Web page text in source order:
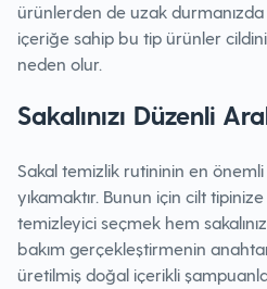
ürünlerden de uzak
içeriğe sahip bu tip ürünler
neden olur.
Sakalınızı Düzenli
Sakal temizlik rutininin en önemli
yıkamaktır. Bunun için cilt
temizleyici seçmek hem
bakım gerçekleştirmenin
üretilmiş doğal içerikli